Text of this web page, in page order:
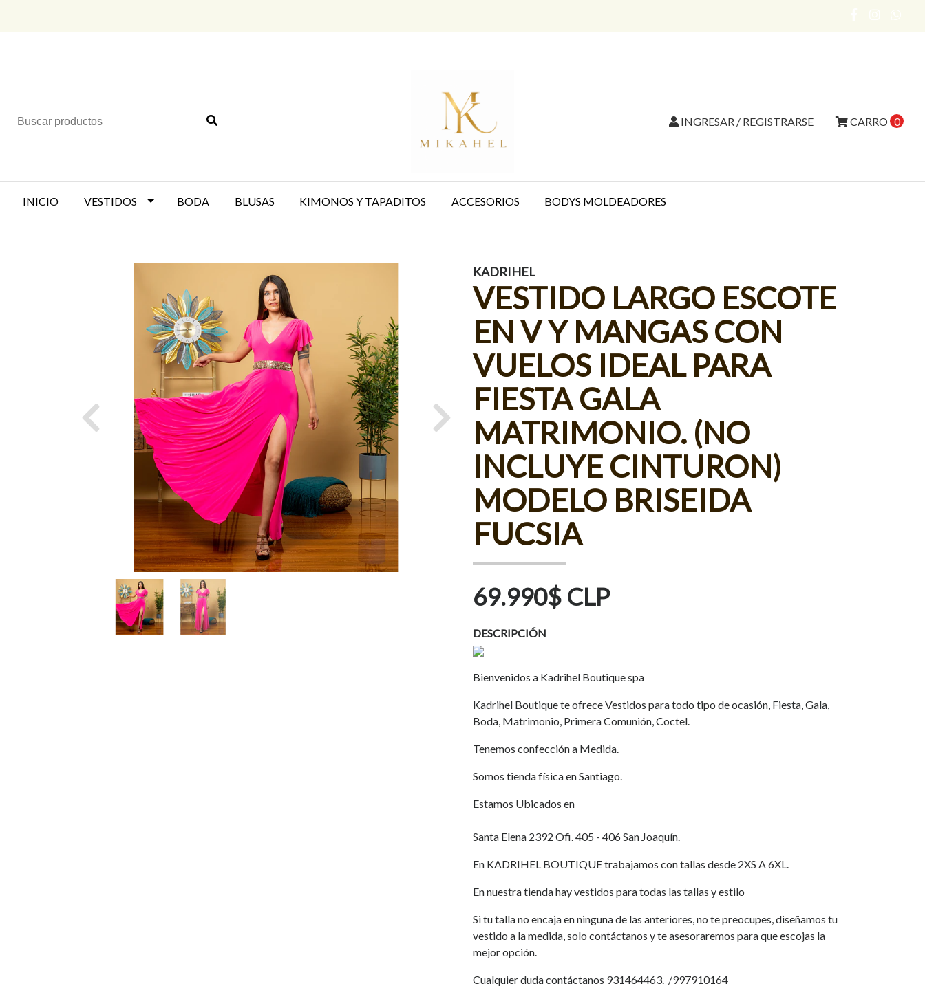
CARRO 0
INGRESAR / REGISTRARSE
INICIO VESTIDOS BODA BLUSAS KIMONOS Y TAPADITOS ACCESORIOS BODYS MOLDEADORES
Previous Next
KADRIHEL
VESTIDO LARGO ESCOTE
EN V Y MANGAS CON
VUELOS IDEAL PARA
FIESTA GALA
MATRIMONIO. (NO
INCLUYE CINTURON)
MODELO BRISEIDA
FUCSIA
69.990$ CLP
DESCRIPCIÓN
Bienvenidos a Kadrihel Boutique spa
Kadrihel Boutique te ofrece Vestidos para todo tipo de ocasión, Fiesta, Gala,
Boda, Matrimonio, Primera Comunión, Coctel.
Tenemos confección a Medida.
Somos tienda física en Santiago.
Estamos Ubicados en
Santa Elena 2392 Ofi. 405 - 406 San Joaquín.
En KADRIHEL BOUTIQUE trabajamos con tallas desde 2XS A 6XL.
En nuestra tienda hay vestidos para todas las tallas y estilo
Si tu talla no encaja en ninguna de las anteriores, no te preocupes, diseñamos tu
vestido a la medida, solo contáctanos y te asesoraremos para que escojas la
mejor opción.
Cualquier duda contáctanos 931464463. /997910164